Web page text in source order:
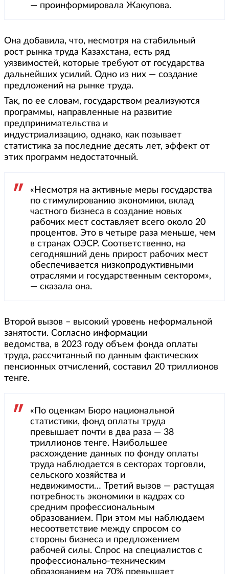
— проинформировала Жакупова.
Она добавила, что, несмотря на стабильный
рост рынка труда Казахстана, есть ряд
уязвимостей, которые требуют от государства
дальнейших усилий. Одно из них — создание
предложений на рынке труда.
Так, по ее словам, государством реализуются
программы, направленные на развитие
предпринимательства и
индустриализацию, однако, как позывает
статистика за последние десять лет, эффект от
этих программ недостаточный.
«Несмотря на активные меры государства
по стимулированию экономики, вклад
частного бизнеса в создание новых
рабочих мест составляет всего около 20
процентов. Это в четыре раза меньше, чем
в странах ОЭСР. Соответственно, на
сегодняшний день прирост рабочих мест
обеспечивается низкопродуктивными
отраслями и государственным сектором»,
— сказала она.
Второй вызов – высокий уровень неформальной
занятости. Согласно информации
ведомства, в 2023 году объем фонда оплаты
труда, рассчитанный по данным фактических
пенсионных отчислений, составил 20 триллионов
тенге.
«По оценкам Бюро национальной
статистики, фонд оплаты труда
превышает почти в два раза — 38
триллионов тенге. Наибольшее
расхождение данных по фонду оплаты
труда наблюдается в секторах торговли,
сельского хозяйства и
недвижимости… Третий вызов — растущая
потребность экономики в кадрах со
средним профессиональным
образованием. При этом мы наблюдаем
несоответствие между спросом со
стороны бизнеса и предложением
рабочей силы. Спрос на специалистов с
профессионально-техническим
образованием на 70% превышает